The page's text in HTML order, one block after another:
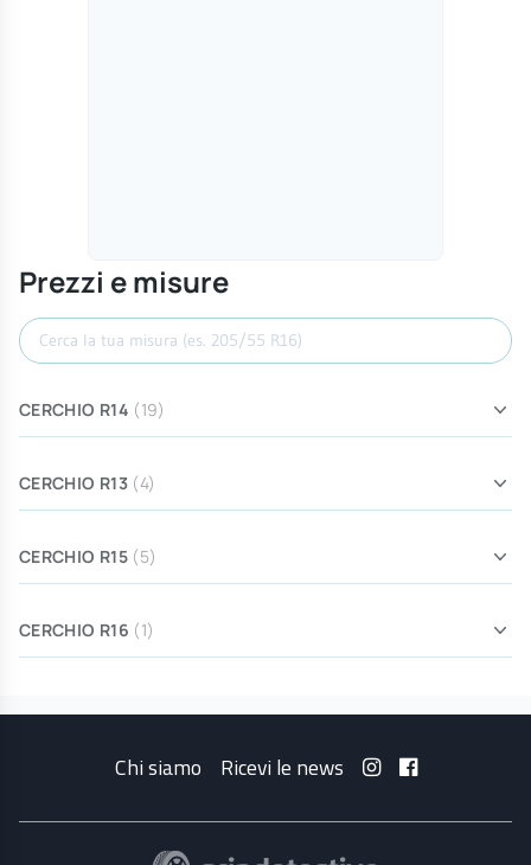
Prezzi e misure
Cerca misura
CERCHIO R14 (19)
CERCHIO R13 (4)
CERCHIO R15 (5)
CERCHIO R16 (1)
Chi siamo Ricevi le news